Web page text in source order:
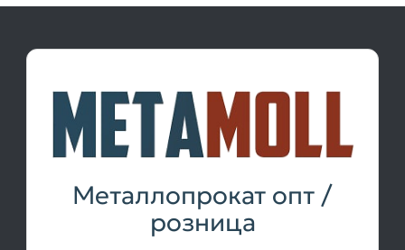
Металлопрокат опт /
розница